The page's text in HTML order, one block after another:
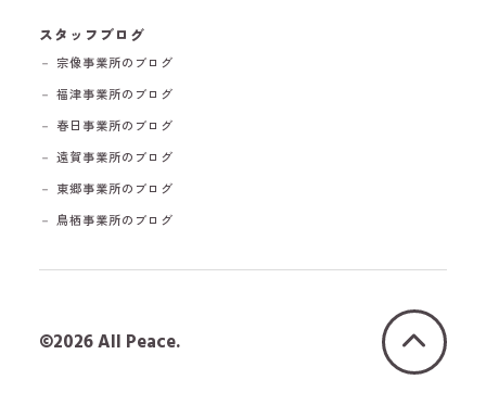
スタッフブログ
－ 宗像事業所のブログ
－ 福津事業所のブログ
－ 春日事業所のブログ
－ 遠賀事業所のブログ
－ 東郷事業所のブログ
－ 鳥栖事業所のブログ
©2026 All Peace.